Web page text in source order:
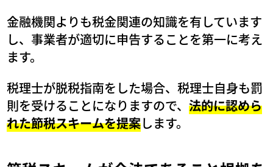
金融機関よりも税金関連の知識を有しています
し、事業者が適切に申告することを第一に考え
ます。
税理士が脱税指南をした場合、税理士自身も罰
則を受けることになりますので、法的に認めら
れた節税スキームを提案します。